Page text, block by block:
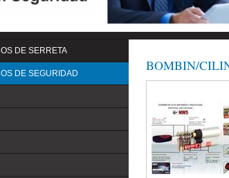
DE SERRETA
DE SEGURIDAD BOMBIN/